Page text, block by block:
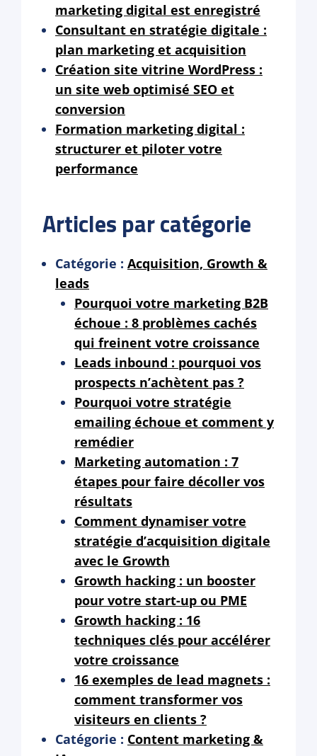
marketing digital est enregistré
Consultant en stratégie digitale :
plan marketing et acquisition
Création site vitrine WordPress :
un site web optimisé SEO et
conversion
Formation marketing digital :
structurer et piloter votre
performance
Articles par catégorie
Catégorie : Acquisition, Growth &
leads
Pourquoi votre marketing B2B
échoue : 8 problèmes cachés
qui freinent votre croissance
Leads inbound : pourquoi vos
prospects n’achètent pas ?
Pourquoi votre stratégie
emailing échoue et comment y
remédier
Marketing automation : 7
étapes pour faire décoller vos
résultats
Comment dynamiser votre
stratégie d’acquisition digitale
avec le Growth
Growth hacking : un booster
pour votre start-up ou PME
Growth hacking : 16
techniques clés pour accélérer
votre croissance
16 exemples de lead magnets :
comment transformer vos
visiteurs en clients ?
Catégorie : Content marketing &